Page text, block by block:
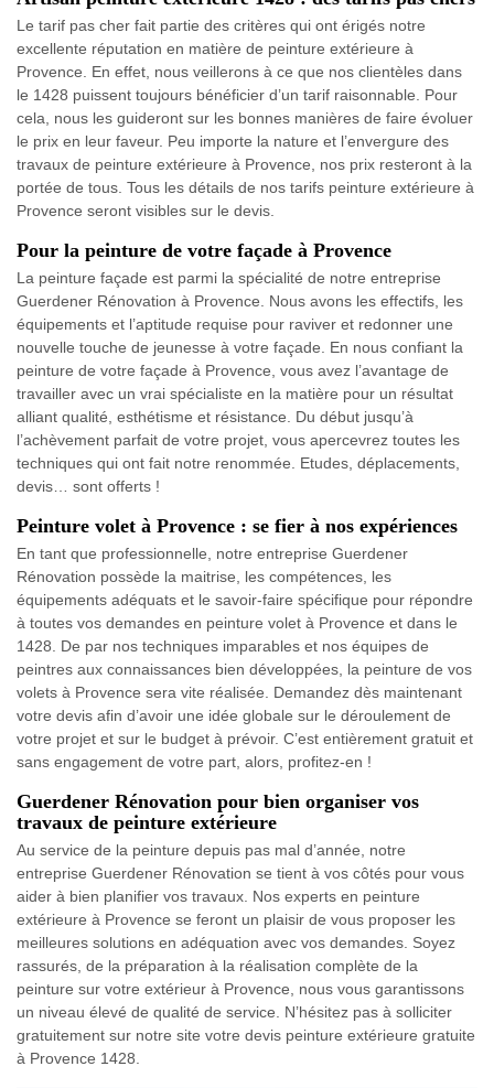
Le tarif pas cher fait partie des critères qui ont érigés notre
excellente réputation en matière de peinture extérieure à
Provence. En effet, nous veillerons à ce que nos clientèles dans
le 1428 puissent toujours bénéficier d’un tarif raisonnable. Pour
cela, nous les guideront sur les bonnes manières de faire évoluer
le prix en leur faveur. Peu importe la nature et l’envergure des
travaux de peinture extérieure à Provence, nos prix resteront à la
portée de tous. Tous les détails de nos tarifs peinture extérieure à
Provence seront visibles sur le devis.
Pour la peinture de votre façade à Provence
La peinture façade est parmi la spécialité de notre entreprise
Guerdener Rénovation à Provence. Nous avons les effectifs, les
équipements et l’aptitude requise pour raviver et redonner une
nouvelle touche de jeunesse à votre façade. En nous confiant la
peinture de votre façade à Provence, vous avez l’avantage de
travailler avec un vrai spécialiste en la matière pour un résultat
alliant qualité, esthétisme et résistance. Du début jusqu’à
l’achèvement parfait de votre projet, vous apercevrez toutes les
techniques qui ont fait notre renommée. Etudes, déplacements,
devis… sont offerts !
Peinture volet à Provence : se fier à nos expériences
En tant que professionnelle, notre entreprise Guerdener
Rénovation possède la maitrise, les compétences, les
équipements adéquats et le savoir-faire spécifique pour répondre
à toutes vos demandes en peinture volet à Provence et dans le
1428. De par nos techniques imparables et nos équipes de
peintres aux connaissances bien développées, la peinture de vos
volets à Provence sera vite réalisée. Demandez dès maintenant
votre devis afin d’avoir une idée globale sur le déroulement de
votre projet et sur le budget à prévoir. C’est entièrement gratuit et
sans engagement de votre part, alors, profitez-en !
Guerdener Rénovation pour bien organiser vos
travaux de peinture extérieure
Au service de la peinture depuis pas mal d’année, notre
entreprise Guerdener Rénovation se tient à vos côtés pour vous
aider à bien planifier vos travaux. Nos experts en peinture
extérieure à Provence se feront un plaisir de vous proposer les
meilleures solutions en adéquation avec vos demandes. Soyez
rassurés, de la préparation à la réalisation complète de la
peinture sur votre extérieur à Provence, nous vous garantissons
un niveau élevé de qualité de service. N’hésitez pas à solliciter
gratuitement sur notre site votre devis peinture extérieure gratuite
à Provence 1428.